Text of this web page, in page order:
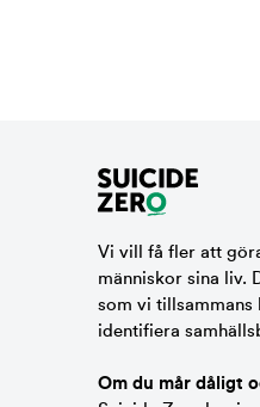
Vi vill få fler att
människor sina liv.
som vi
identifiera
Om du mår dåligt